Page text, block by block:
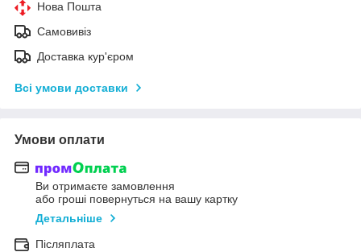
Нова Пошта
Самовивіз
Доставка кур'єром
Всі умови доставки
Умови оплати
Ви отримаєте замовлення
або гроші повернуться на вашу картку
Детальніше
Післяплата